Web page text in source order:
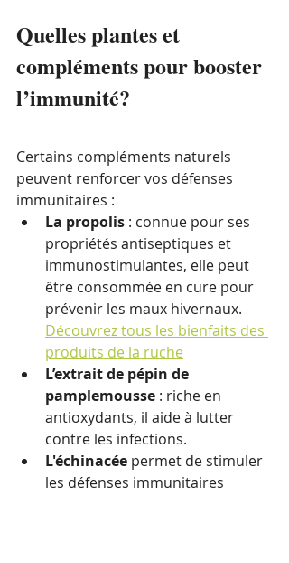
Quelles plantes et
compléments pour booster
l’immunité?
Certains compléments naturels
peuvent renforcer vos défenses
immunitaires :
La propolis : connue pour ses
propriétés antiseptiques et
immunostimulantes, elle peut
être consommée en cure pour
prévenir les maux hivernaux.
Découvrez tous les bienfaits des
produits de la ruche
L’extrait de pépin de
pamplemousse : riche en
antioxydants, il aide à lutter
contre les infections.
L'échinacée permet de stimuler
les défenses immunitaires